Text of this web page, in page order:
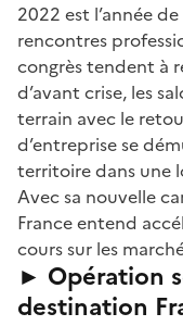
2022 est l’année
rencontres
congrès tendent à
d’avant crise, les
terrain avec le
d’entreprise se
territoire dans une
Avec sa nouvelle
France entend
cours sur les
► Opération
destination